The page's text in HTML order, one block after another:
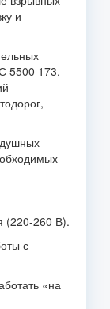
и
5500 173,
(220-260 В).
с
«на